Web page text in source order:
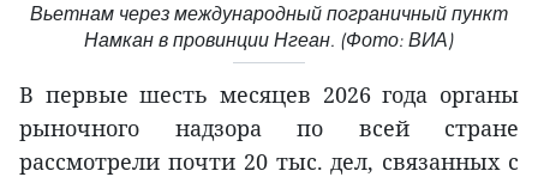
Вьетнам через международный пограничный пункт
Намкан в провинции Нгеан. (Фото: ВИА)
В первые шесть месяцев 2026 года органы
рыночного надзора по всей стране
рассмотрели почти 20 тыс. дел, связанных с